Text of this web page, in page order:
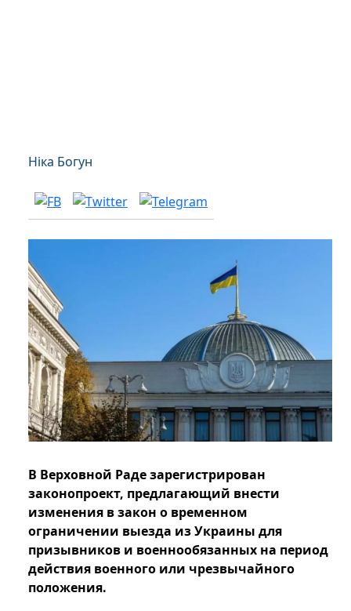
Ніка Богун
В Верховной Раде зарегистрирован
законопроект, предлагающий внести
изменения в закон о временном
ограничении выезда из Украины для
призывников и военнообязанных на период
действия военного или чрезвычайного
положения.